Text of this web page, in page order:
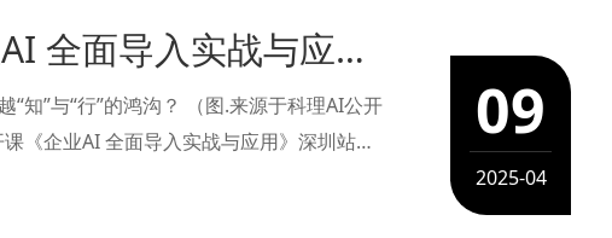
科理AI 2025深圳站公开课《企业AI 全面导入实战与应用》圆满落幕！
（图.来源于科理AI公开
09
2025-04